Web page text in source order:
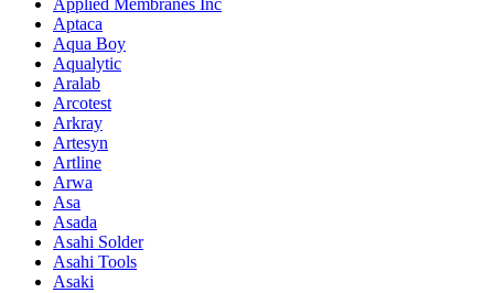
Aptaca
Aqua Boy
Aqualytic
Aralab
Arcotest
Arkray
Artesyn
Artline
Arwa
Asa
Asada
Asahi Solder
Asahi Tools
Asaki